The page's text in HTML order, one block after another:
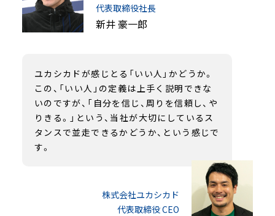
代表取締役社長
新井 豪一郎
ユカシカドが感じとる「いい人」かどうか。
この、「いい人」の定義は上手く説明できな
いのですが、「自分を信じ、周りを信頼し、や
りきる。」という、当社が大切にしているス
タンスで並走できるかどうか、という感じで
す。
株式会社ユカシカド
代表取締役 CEO